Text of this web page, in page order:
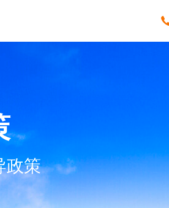
政策